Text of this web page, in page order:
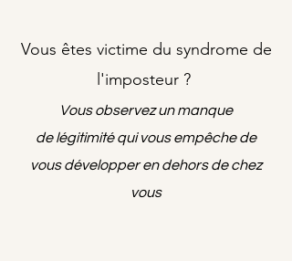
Vous êtes victime du syndrome de
l'imposteur ?
Vous observez un manque
delégitimité qui vous empêche de
vous développer en dehors de chez
vous